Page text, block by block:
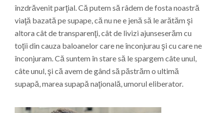
înzdrăvenit parţial. Că putem să râdem de fosta noastră
viaţă bazată pe supape, că nu ne e jenă să le arătăm şi
altora cât de transparenţi, cât de livizi ajunseserăm cu
toţii din cauza baloanelor care ne înconjurau şi cu care ne
înconjuram. Că suntem în stare să le spargem câte unul,
câte unul, şi că avem de gând să păstrăm o ultimă
supapă, marea supapă naţională, umorul eliberator.